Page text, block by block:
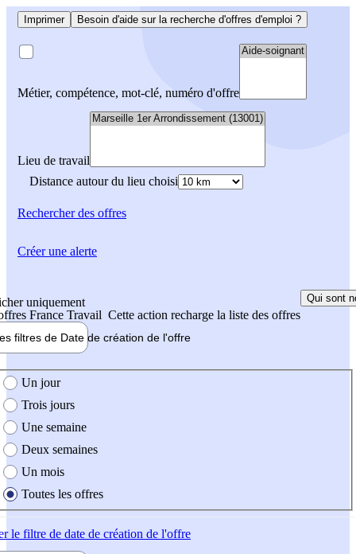
Imprimer Besoin d'aide sur la recherche d'offres d'emploi ?
Métier, compétence, mot-clé, numéro d'offre
Lieu de travail
Distance autour du lieu choisi
Rechercherdes offres
uniquement
France Travail Cette action recharge la liste des offres
Qui sont
filtres de Date de création de l'offre
création de l'offre
Un jour
Trois jours
Une semaine
Deux semaines
Un mois
Toutes les offres
le filtre de date de création de l'offre
Créer une alerte